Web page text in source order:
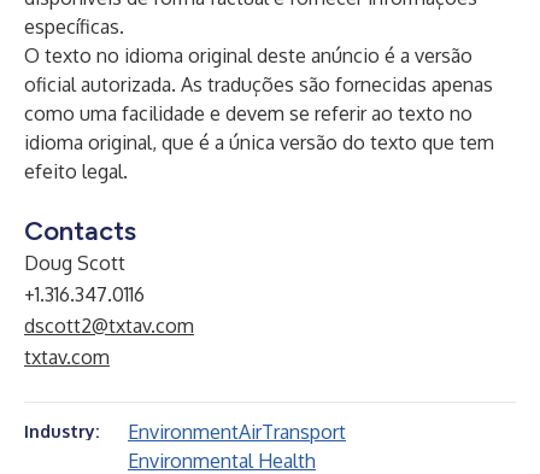
específicas.
O texto no idioma original deste anúncio é a versão
oficial autorizada. As traduções são fornecidas apenas
como uma facilidade e devem se referir ao texto no
idioma original, que é a única versão do texto que tem
efeito legal.
Contacts
Doug Scott
+1.316.347.0116
dscott2@txtav.com
txtav.com
Industry: EnvironmentAirTransport
Environmental Health